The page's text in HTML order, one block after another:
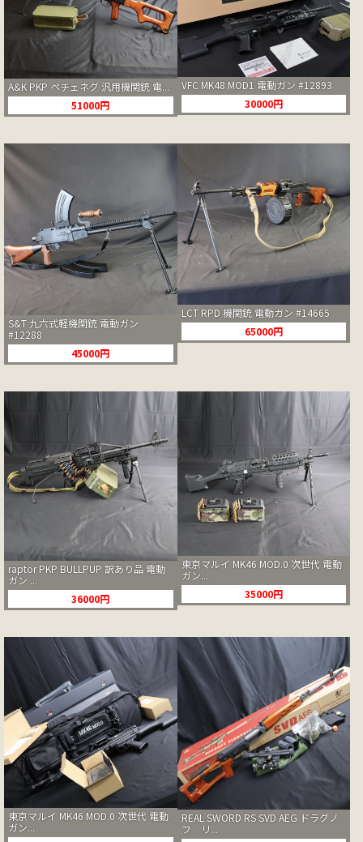
A&K PKP ペチェネグ 汎用機関銃 電...
51000円
VFC MK48 MOD1 電動ガン #12893
30000円
S&T 九六式軽機関銃 電動ガン
#12288
45000円
LCT RPD 機関銃 電動ガン #14665
65000円
raptor PKP BULLPUP 訳あり品 電動
ガン ...
36000円
東京マルイ MK46 MOD.0 次世代 電動
ガン...
35000円
東京マルイ MK46 MOD.0 次世代 電動
ガン...
REAL SWORD RS SVD AEG ドラグノ
フ リ...